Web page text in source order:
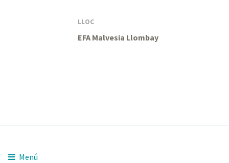
LLOC
EFA Malvesia Llombay
Menú